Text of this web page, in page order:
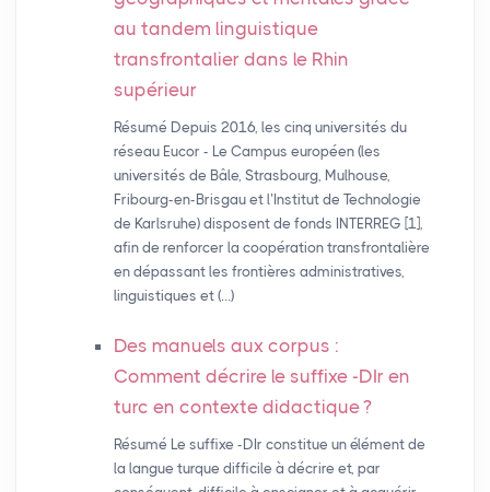
au tandem linguistique
transfrontalier dans le Rhin
supérieur
Résumé Depuis 2016, les cinq universités du
réseau Eucor - Le Campus européen (les
universités de Bâle, Strasbourg, Mulhouse,
Fribourg-en-Brisgau et l’Institut de Technologie
de Karlsruhe) disposent de fonds INTERREG [1],
afin de renforcer la coopération transfrontalière
en dépassant les frontières administratives,
linguistiques et (…)
Des manuels aux corpus :
Comment décrire le suffixe -DIr en
turc en contexte didactique?
Résumé Le suffixe -DIr constitue un élément de
la langue turque difficile à décrire et, par